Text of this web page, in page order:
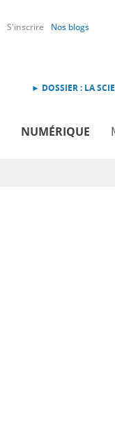
S'inscrire Nos blogs
► DOSSIER : LA
NUMÉRIQUE